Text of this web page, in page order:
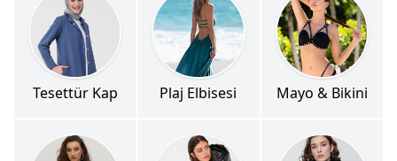
Tesettür Kap Plaj Elbisesi Mayo & Bikini